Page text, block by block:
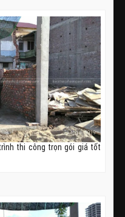
thi công trọn gói giá tốt